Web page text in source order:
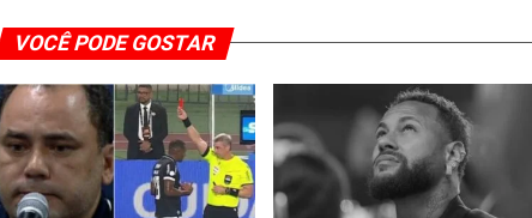
VOCÊ PODE GOSTAR